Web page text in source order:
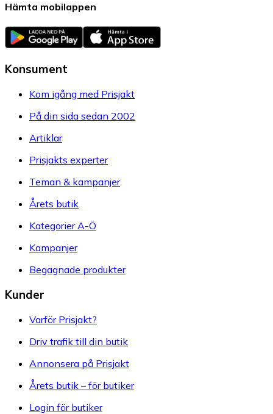
Hämta mobilappen
Konsument
Kom igång med Prisjakt
På din sida sedan 2002
Artiklar
Prisjakts experter
Teman & kampanjer
Årets butik
Kategorier A-Ö
Kampanjer
Begagnade produkter
Kunder
Varför Prisjakt?
Driv trafik till din butik
Annonsera på Prisjakt
Årets butik – för butiker
Login för butiker